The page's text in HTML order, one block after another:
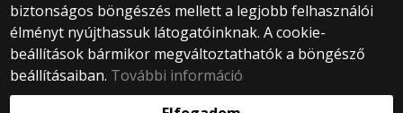
biztonságos böngészés mellett a legjobb felhasználói
élményt nyújthassuk látogatóinknak. A cookie-
beállítások bármikor megváltoztathatók a böngésző
beállításaiban. További információ
© 2025 Eötvös Loránd Tudományegyetem
Minden jog fenntartva.
1053 Budapest, Egyetem tér 1–3.
Központi telefonszám: +36 1 411 6500
Webfejlesztés: